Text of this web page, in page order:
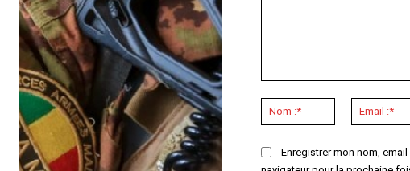
Nom
:*
Enregistrer mon nom,